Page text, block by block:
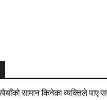
सामान किनेका व्यक्तिले पाए